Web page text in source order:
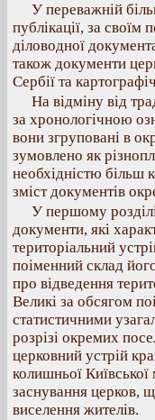
У переважній
публікації, за своїм
діловодної
також документи
Сербії та
На відміну від
за хронологічною
вони згруповані в
зумовлено як
необхідністю більш
зміст документів
У першому
документи, які
територіальний
поіменний склад
про відведення
Великі за обсягом
статистичними
розрізі окремих
церковний устрій
колишньої
заснування церков,
виселення жителів.